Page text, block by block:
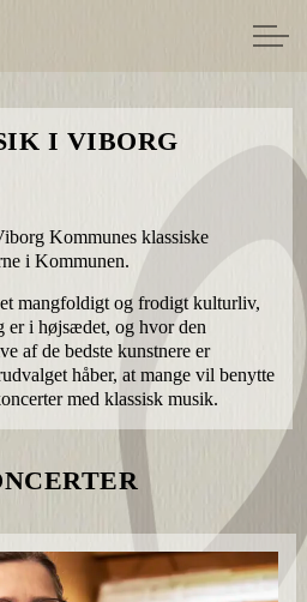
I VIBORG
Kommunes klassiske
i Kommunen.
mangfoldigt og frodigt kulturliv,
i højsædet, og hvor den
af de bedste kunstnere er
håber, at mange vil benytte
med klassisk musik.